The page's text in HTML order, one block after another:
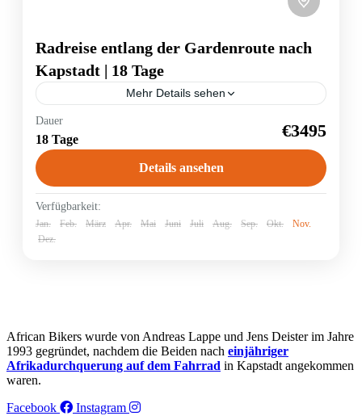
Radreise entlang der Gardenroute nach
Kapstadt | 18 Tage
Mehr Details sehen
Gardenroute
Der Südwesten Südafrikas besticht durch seine
atemberaubende Vielfalt. Nach einer Safari im
mittlerweile zweitgrößten Nationalpark Südafrikas,
dem Addo Elephant Nationalpark, führt die Reise
durch Urwälder...
Südafrika
Dauer
18 Tage €3495
Details ansehen
Verfügbarkeit:
Jan. Feb. März Apr. Mai Juni Juli Aug. Sep. Okt.
Nov.
Dez.
African Bikers wurde von Andreas Lappe und Jens Deister im Jahre
1993 gegründet, nachdem die Beiden nach einjähriger
Afrikadurchquerung auf dem Fahrrad in Kapstadt angekommen
waren.
Facebook
Instagram